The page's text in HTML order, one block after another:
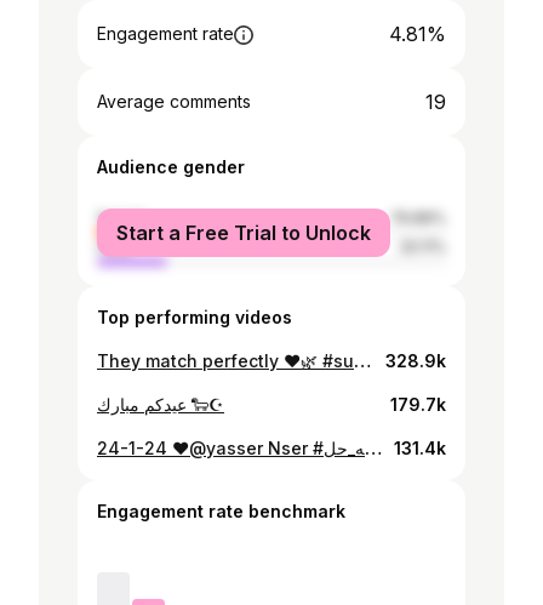
Engagement rate 4.81%
Average comments 19
Audience gender
female
male
Start a Free Trial to Unlock
Top performing videos
They match perfectly ♥️🌿 #sudan #culture #india 328.9k
عيدكم مبارك 🐑☪️ 179.7k
24-1-24 ❤️@yasser Nser #ماشاءالله #الشعب_الصيني_ماله_حل😂😂 #CapCut #عرس_سوداني #جرتق_سوداني #سودانيز_تيك_توك 131.4k
Engagement rate benchmark